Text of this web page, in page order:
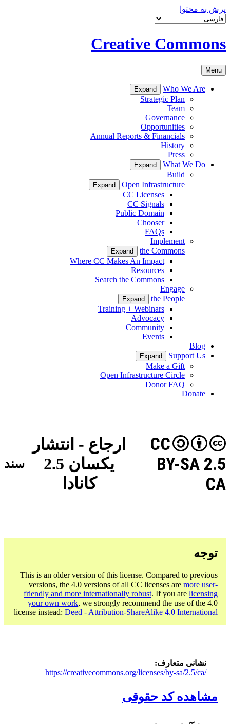
پرش به محتوا
Creative Commons
Menu
Who We Are
Expand
Strategic Plan
Team
Governance
Opportunities
Annual Reports & Financials
History
Press
What We Do
Expand
Build
Open Infrastructure
Expand
CC Licenses
CC Signals
Public Domain
Chooser
FAQs
Implement
the Commons
Expand
Where CC Makes An Impact
Resources
Search the Commons
Engage
the People
Expand
Training + Webinars
Advocacy
Community
Events
Blog
Support Us
Expand
Make a Gift
Open Infrastructure Circle
Donor FAQ
Donate
ارجاع - انتشار
یکسان 2.5
کانادا
CC
BY-SA 2.5
CA
سند
توجه
This is an older version of this license. Compared to previous
versions, the 4.0 versions of all CC licenses are more user-
friendly and more internationally robust. If you are licensing
your own work, we strongly recommend the use of the 4.0
license instead: Deed - Attribution-ShareAlike 4.0 International
نشانی متعارف
https://creativecommons.org/licenses/by-sa/2.5/ca/
مشاهده کد حقوقی